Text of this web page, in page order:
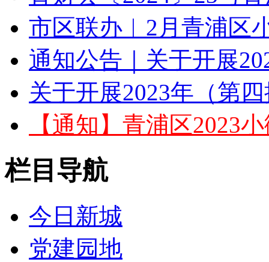
市区联办︱2月青浦区
通知公告｜关于开展
关于开展2023年（第
【通知】青浦区2023
栏目导航
今日新城
党建园地